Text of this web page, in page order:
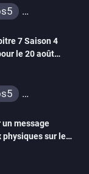
7 Saison 4
le 20 août
switch 2
message
physiques sur le